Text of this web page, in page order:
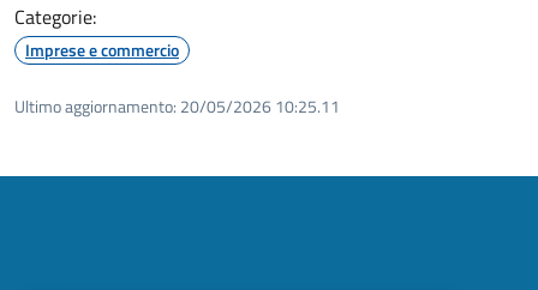
Categorie:
Imprese e commercio
Ultimo aggiornamento: 20/05/2026 10:25.11